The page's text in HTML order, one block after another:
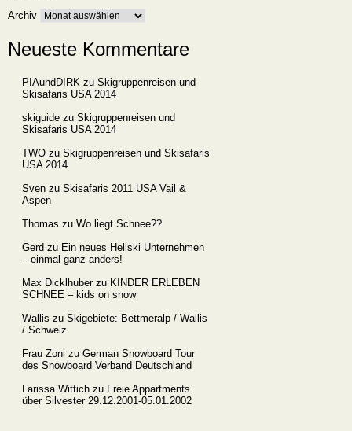
Archiv
Neueste Kommentare
PIAundDIRK zu Skigruppenreisen und
Skisafaris USA 2014
skiguide zu Skigruppenreisen und
Skisafaris USA 2014
TWO zu Skigruppenreisen und Skisafaris
USA 2014
Sven zu Skisafaris 2011 USA Vail &
Aspen
Thomas zu Wo liegt Schnee??
Gerd zu Ein neues Heliski Unternehmen
– einmal ganz anders!
Max Dicklhuberzu KINDER ERLEBEN
SCHNEE – kids on snow
Wallis zu Skigebiete: Bettmeralp / Wallis
/ Schweiz
Frau Zoni zu German Snowboard Tour
des Snowboard Verband Deutschland
Larissa Wittich zu Freie Appartments
über Silvester 29.12.2001-05.01.2002